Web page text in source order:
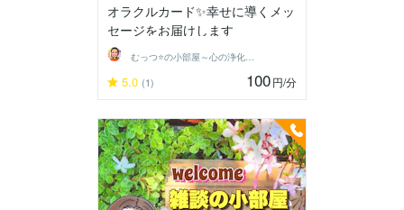
オラクルカード✨幸せに導くメッ
セージをお届けします
むっつ⭐の小部屋～心の浄化ができる場所〜
5.0 (1) 100円/分